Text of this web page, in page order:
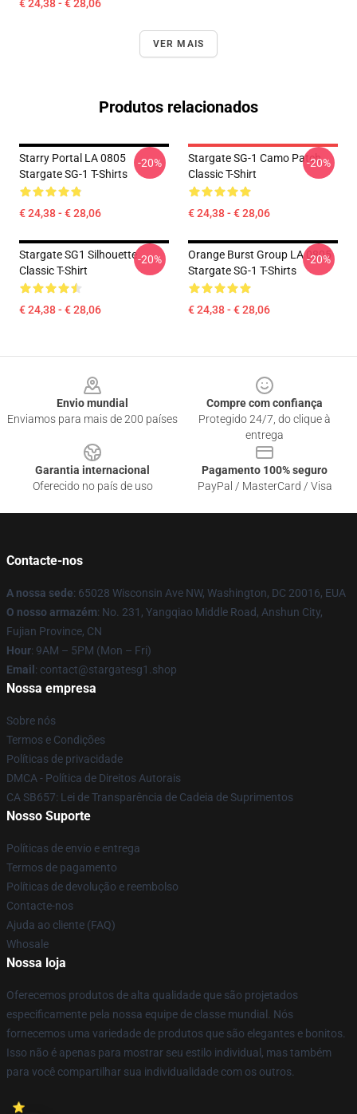
€ 24,38 - € 28,06
VER MAIS
Produtos relacionados
Starry Portal LA 0805
Stargate SG-1 T-Shirts
€ 24,38 - € 28,06
-20%
Stargate SG-1 Camo Patch
Classic T-Shirt
€ 24,38 - € 28,06
-20%
Stargate SG1 Silhouette
Classic T-Shirt
€ 24,38 - € 28,06
-20%
Orange Burst Group LA 0805
Stargate SG-1 T-Shirts
€ 24,38 - € 28,06
-20%
Envio mundial
Enviamos para mais de 200 países
Compre com confiança
Protegido 24/7, do clique à
entrega
Garantia internacional
Oferecido no país de uso
Pagamento 100% seguro
PayPal / MasterCard / Visa
Contacte-nos
A nossa sede: 65028 Wisconsin Ave NW, Washington, DC 20016, EUA
O nosso armazém: No. 231, Yangqiao Middle Road, Anshun City,
Fujian Province, CN
Hour: 9AM – 5PM (Mon – Fri)
Email : contact@stargatesg1.shop
Nossa empresa
Sobre nós
Termos e Condições
Políticas de privacidade
DMCA - Política de Direitos Autorais
CA SB657: Lei de Transparência de Cadeia de Suprimentos
Nosso Suporte
Políticas de envio e entrega
Termos de pagamento
Políticas de devolução e reembolso
Contacte-nos
Ajuda ao cliente (FAQ)
Whosale
Nossa loja
Oferecemos produtos de alta qualidade que são projetados
especificamente pela nossa equipe de classe mundial. Nós
fornecemos uma variedade de produtos que são elegantes e bonitos.
Isso não é apenas para mostrar seu estilo individual, mas também
para você compartilhar sua individualidade com os outros.